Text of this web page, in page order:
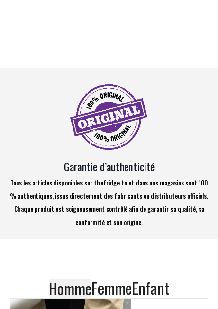
Garantie d’authenticité
Tous les articles disponibles sur thefridge.tn et dans nos magasins sont 100
% authentiques, issus directement des fabricants ou distributeurs officiels.
Chaque produit est soigneusement contrôlé afin de garantir sa qualité, sa
conformité et son origine.
HommeFemmeEnfant